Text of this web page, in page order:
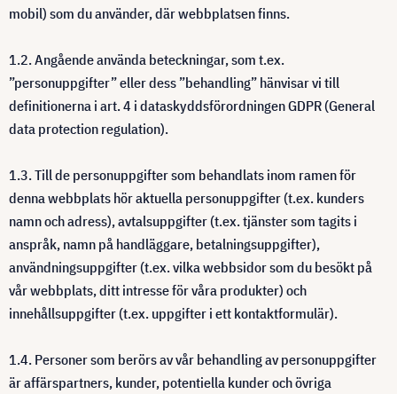
mobil) som du använder, där webbplatsen finns.
1.2. Angående använda beteckningar, som t.ex.
”personuppgifter” eller dess ”behandling” hänvisar vi till
definitionerna i art. 4 i dataskyddsförordningen GDPR (General
data protection regulation).
1.3. Till de personuppgifter som behandlats inom ramen för
denna webbplats hör aktuella personuppgifter (t.ex. kunders
namn och adress), avtalsuppgifter (t.ex. tjänster som tagits i
anspråk, namn på handläggare, betalningsuppgifter),
användningsuppgifter (t.ex. vilka webbsidor som du besökt på
vår webbplats, ditt intresse för våra produkter) och
innehållsuppgifter (t.ex. uppgifter i ett kontaktformulär).
1.4. Personer som berörs av vår behandling av personuppgifter
är affärspartners, kunder, potentiella kunder och övriga